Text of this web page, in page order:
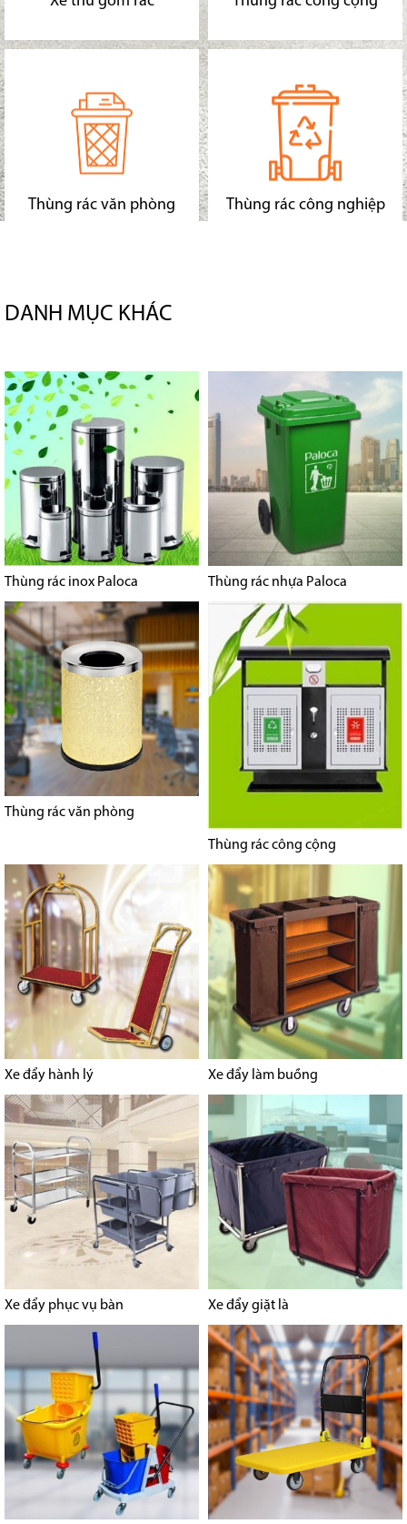
Thùng rác văn phòng Thùng rác công nghiệp
DANH MỤC KHÁC
Thùng rác inox Paloca Thùng rác nhựa Paloca
Thùng rác văn phòng
Thùng rác công cộng
Xe đẩy hành lý Xe đẩy làm buồng
Xe đẩy phục vụ bàn Xe đẩy giặt là